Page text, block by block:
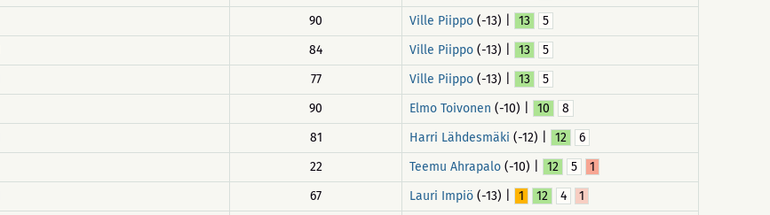
90 Ville Piippo (-13) | 13
5
84 Ville Piippo (-13) | 13
5
77 Ville Piippo (-13) | 13
5
90 Elmo Toivonen (-10) | 10
8
81 Harri Lähdesmäki (-12) | 12
6
22 Teemu Ahrapalo (-10) | 12 5
1
67 Lauri Impiö (-13) | 1 12 4
1